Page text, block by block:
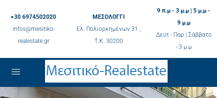
+30 6974502020
infos@mesitiko-
realestate.gr
ΜΕΣΟΛΟΓΓΙ
Ελ. Πολιορκημένων 31 ,
Τ.K. 30200
9 π.μ - 3 μ.μ | 5 μ.μ -
9 μ.μ
Δευτ - Παρ | Σάββατο
- 3 μ.μ